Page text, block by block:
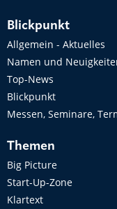
Blickpunkt
Allgemein - Aktuelles
Namen und
Top-News
Blickpunkt
Messen, Seminare,
Themen
Big Picture
Start-Up-Zone
Klartext